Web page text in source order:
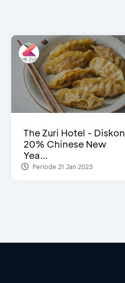
The Zuri Hotel - Diskon
20% Chinese New
Yea...
Periode 21 Jan 2023